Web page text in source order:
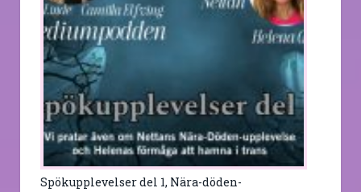
Spökupplevelser del 1, Nära-döden-